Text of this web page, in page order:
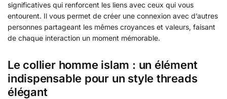
significatives qui renforcent les liens avec ceux qui vous
entourent. Il vous permet de créer une connexion avec d’autres
personnes partageant les mêmes croyances et valeurs, faisant
de chaque interaction un moment mémorable.
Le collier homme islam : un élément
indispensable pour un style threads
élégant